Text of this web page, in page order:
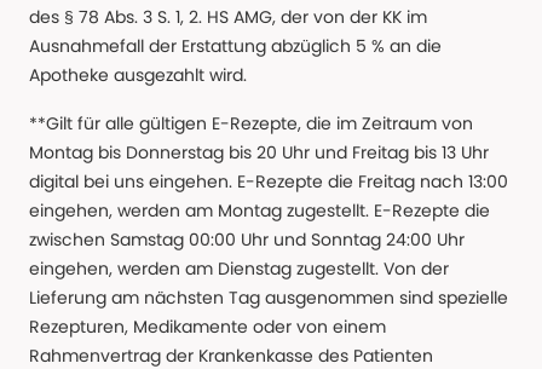
des § 78 Abs. 3 S. 1, 2. HS AMG, der von der KK im
Ausnahmefall der Erstattung abzüglich 5 % an die
Apotheke ausgezahlt wird.
**Gilt für alle gültigen E-Rezepte, die im Zeitraum von
Montag bis Donnerstag bis 20 Uhr und Freitag bis 13 Uhr
digital bei uns eingehen. E-Rezepte die Freitag nach 13:00
eingehen, werden am Montag zugestellt. E-Rezepte die
zwischen Samstag 00:00 Uhr und Sonntag 24:00 Uhr
eingehen, werden am Dienstag zugestellt. Von der
Lieferung am nächsten Tag ausgenommen sind spezielle
Rezepturen, Medikamente oder von einem
Rahmenvertrag der Krankenkasse des Patienten